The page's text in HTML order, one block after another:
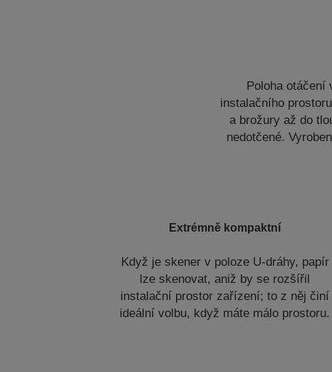
Poloha otáčení
instalačního
a brožury až do
nedotčené.
Extrémně kompaktní
Když je skener v poloze U-dráhy, papír
lze skenovat, aniž by se rozšířil
instalační prostor zařízení; to z něj činí
ideální volbu, když máte málo prostoru.